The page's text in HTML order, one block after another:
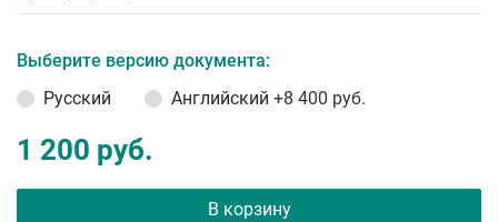
Выберите версию документа:
Русский
Английский +8 400 руб.
1 200 руб.
В корзину